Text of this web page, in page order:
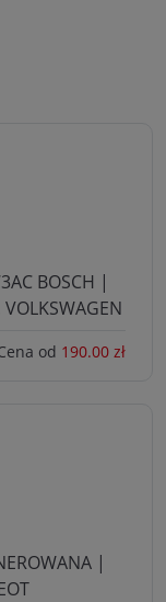
BOSCH |
VOLKSWAGEN
od 190.00 zł
|